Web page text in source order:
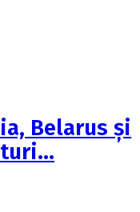
Belarus şi